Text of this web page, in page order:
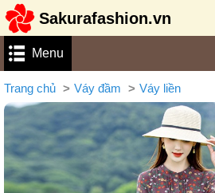
Sakurafashion.vn
Menu
Trang chủ Váy đầm Váy liền